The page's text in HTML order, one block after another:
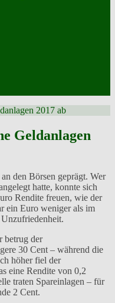
2017 ab
Geldanlagen
den Börsen geprägt. Wer
hatte, konnte sich
Rendite freuen, wie der
ein Euro weniger als im
betrug der
30 Cent – während die
höher fiel der
eine Rendite von 0,2
traten Spareinlagen – für
2 Cent.